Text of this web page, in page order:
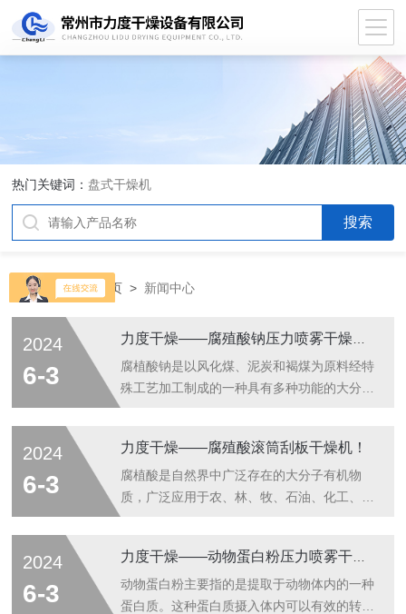
热门关键词： 盘式干燥机
当前位置：首页 > 新闻中心
2024
6-3
腐植酸钠是以风化煤、泥炭和褐煤为原料经特
殊工艺加工制成的一种具有多种功能的大分子
呋喃、吲哚等），各芳香环之间有桥键相连，
芳香环上有各种功能基团，主要是羧基、酚
基、羟基、甲氧基、醌基等。腐植酸钠中腐植
钠压力喷雾干燥机设计要求1、物料名称：腐
值酸钠2、进风温度：400℃3、出风温度：80
～100℃；（设计时按80℃计算）...
2024
6-3
力度干燥——腐殖酸滚筒刮板干燥机！
腐植酸是自然界中广泛存在的大分子有机物
质，广泛应用于农、林、牧、石油、化工、建
品、无污染环保等，更使腐植酸备受推崇。
一、腐殖酸滚筒刮板干燥机组成部分本设备主
要有可以旋转的中空圆筒、刮刀及压紧装置、
2024
6-3
动物蛋白粉主要指的是提取于动物体内的一种
蛋白质。这种蛋白质摄入体内可以有效的转变